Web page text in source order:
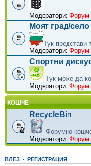
Модератори: Форум
Моят град/село
Тук представи
Модератори: Форум
Спортни
Тук може да
Модератори: Форум
КОШЧЕ
RecycleBin
Форумно
Модератори: Форум
ВЛЕЗ • РЕГИСТРАЦИЯ